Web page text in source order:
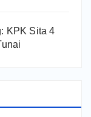
KPK Sita 4